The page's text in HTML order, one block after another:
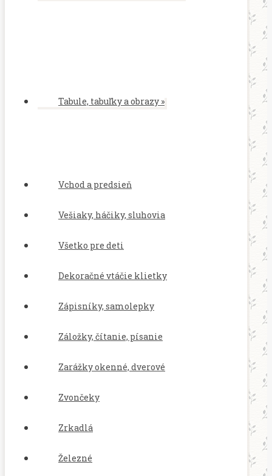
Tabule, tabuľky a obrazy »
Vchod a predsieň
Vešiaky, háčiky, sluhovia
Všetko pre deti
Dekoračné vtáčie klietky
Zápisníky, samolepky
Záložky, čítanie, písanie
Zarážky okenné, dverové
Zvončeky
Zrkadlá
Železné